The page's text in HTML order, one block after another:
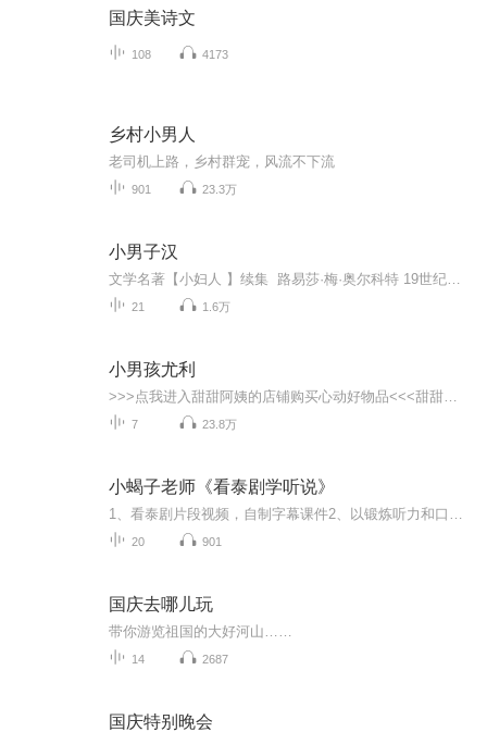
国庆美诗文
108 4173
乡村小男人
老司机上路，乡村群宠，风流不下流
901 23.3万
小男子汉
21 1.6万
小男孩尤利
7 23.8万
小蝎子老师《看泰剧学听说》
20 901
国庆去哪儿玩
带你游览祖国的大好河山……
14 2687
国庆特别晚会